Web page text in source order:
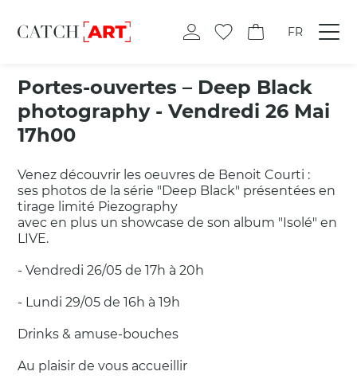
FR
Portes-ouvertes – Deep Black
photography -Vendredi 26 Mai
17h00
Venez découvrir les oeuvres de Benoit Courti :
ses photos de la série "Deep Black" présentées en
tirage limité Piezography
avec en plus un showcase de son album "Isolé" en
LIVE.
- Vendredi 26/05 de 17h à 20h
- Lundi 29/05 de 16h à 19h
Drinks & amuse-bouches
Au plaisir de vous accueillir